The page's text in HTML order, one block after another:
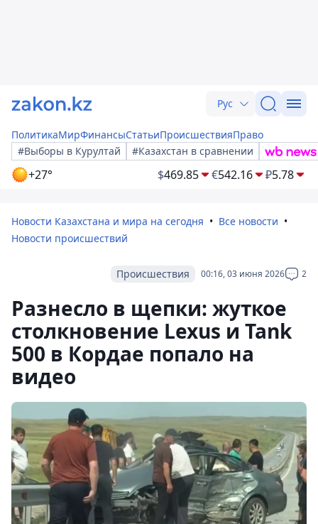
Рус
ПолитикаМирФинансыСтатьиПроисшествияПраво
#Выборы в Курултай
#Казахстан в сравнении
+27° $469.85 €542.16 ₽5.78
Новости Казахстана и мира на сегодня
Все новости
Новости происшествий
00:16, 03 июня 2026 2
Происшествия
Разнесло в щепки: жуткое
столкновение Lexus и Tank
500 в Кордае попало на
видео